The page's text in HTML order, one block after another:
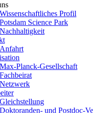
Wissenschaftliches Profil
Potsdam Science Park
Nachhaltigkeit
Anfahrt
Max-Planck-Gesellschaft
Fachbeirat
Netzwerk
Gleichstellung
Doktoranden- und Postdoc-